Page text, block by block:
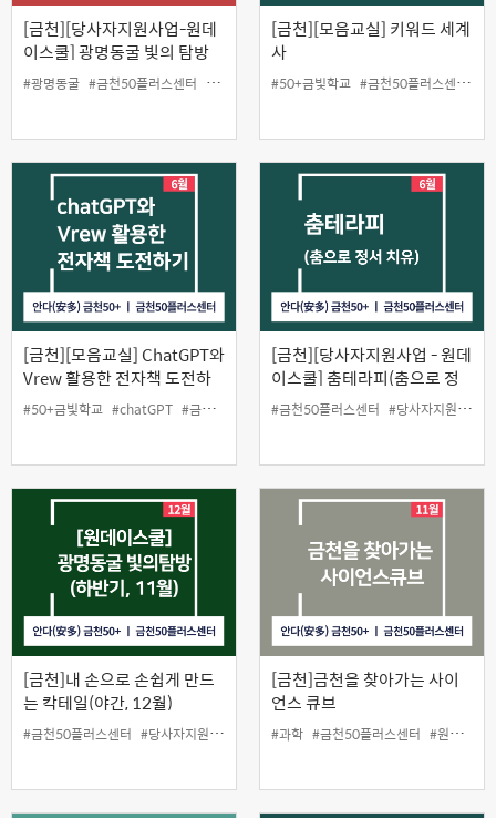
[금천][당사자지원사업-원데
이스쿨] 광명동굴 빛의 탐방
(상반기, 5월)
#광명동굴 #금천50플러스센터 #당사자지원 #원데이스쿨
[금천][모음교실] 키워드 세계
사
#50+금빛학교 #금천50플러스센터
[금천][모음교실] ChatGPT와
Vrew 활용한 전자책 도전하
기
#50+금빛학교 #chatGPT #금천50플러스센터 #당사자지원사업 #모음교실
[금천][당사자지원사업 - 원데
이스쿨] 춤테라피(춤으로 정
서치유)
#금천50플러스센터 #당사자지원 #원
[금천]내 손으로 손쉽게 만드
는 칵테일(야간, 12월)
#금천50플러스센터 #당사자지원 #원데이스쿨 #칵테일
[금천]금천을 찾아가는 사이
언스 큐브
#과학 #금천50플러스센터 #원데이스쿨